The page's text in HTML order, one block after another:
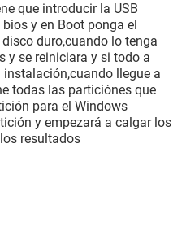
que introducir la USB
y en Boot ponga el
duro,cuando lo tenga
y se reiniciara y si todo a
llegue a
todas las particiónes que
para el Windows
y empezará a calgar los
resultados